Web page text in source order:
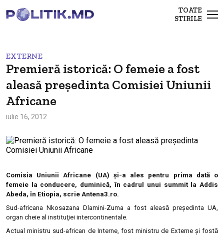
TOATE
STIRILE
EXTERNE
Premieră istorică: O femeie a fost
aleasă preşedinta Comisiei Uniunii
Africane
iulie 16, 2012
Comisia Uniunii Africane (UA) şi-a ales pentru prima dată o
femeie la conducere, duminică, în cadrul unui summit la Addis
Abeda, în Etiopia, scrie Antena3.ro.
Sud-africana Nkosazana Dlamini-Zuma a fost aleasă preşedinta UA,
organ cheie al instituţiei intercontinentale.
Actual ministru sud-african de Interne, fost ministru de Externe şi fostă